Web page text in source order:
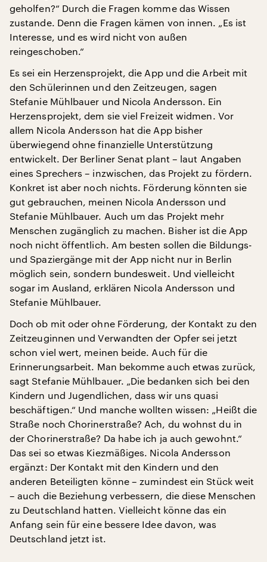
geholfen?“ Durch die Fragen komme das Wissen
zustande. Denn die Fragen kämen von innen. „Es ist
Interesse, und es wird nicht von außen
reingeschoben.“
Es sei ein Herzensprojekt, die App und die Arbeit mit
den Schülerinnen und den Zeitzeugen, sagen
Stefanie Mühlbauer und Nicola Andersson. Ein
Herzensprojekt, dem sie viel Freizeit widmen. Vor
allem Nicola Andersson hat die App bisher
überwiegend ohne finanzielle Unterstützung
entwickelt. Der Berliner Senat plant – laut Angaben
eines Sprechers – inzwischen, das Projekt zu fördern.
Konkret ist aber noch nichts. Förderung könnten sie
gut gebrauchen, meinen Nicola Andersson und
Stefanie Mühlbauer. Auch um das Projekt mehr
Menschen zugänglich zu machen. Bisher ist die App
noch nicht öffentlich. Am besten sollen die Bildungs-
und Spaziergänge mit der App nicht nur in Berlin
möglich sein, sondern bundesweit. Und vielleicht
sogar im Ausland, erklären Nicola Andersson und
Stefanie Mühlbauer.
Doch ob mit oder ohne Förderung, der Kontakt zu den
Zeitzeuginnen und Verwandten der Opfer sei jetzt
schon viel wert, meinen beide. Auch für die
Erinnerungsarbeit. Man bekomme auch etwas zurück,
sagt Stefanie Mühlbauer. „Die bedanken sich bei den
Kindern und Jugendlichen, dass wir uns quasi
beschäftigen.“ Und manche wollten wissen: „Heißt die
Straße noch Chorinerstraße? Ach, du wohnst du in
der Chorinerstraße? Da habe ich ja auch gewohnt.“
Das sei so etwas Kiezmäßiges. Nicola Andersson
ergänzt: Der Kontakt mit den Kindern und den
anderen Beteiligten könne – zumindest ein Stück weit
– auch die Beziehung verbessern, die diese Menschen
zu Deutschland hatten. Vielleicht könne das ein
Anfang sein für eine bessere Idee davon, was
Deutschland jetzt ist.